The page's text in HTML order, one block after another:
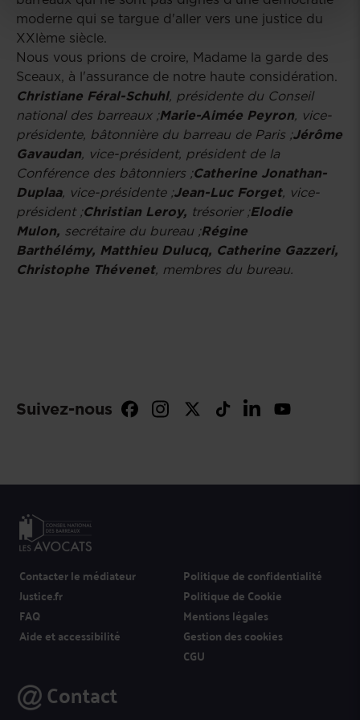
moderne qui se targue d'aller vers une justice du
XXlème siècle.
Nous vous prions de croire, Madame la garde des
Sceaux, à l'assurance de notre haute considération.
Christiane Féral-Schuhl, présidente du Conseil
national des barreaux ;Marie-Aimée Peyron, vice-
présidente, bâtonnière du barreau de Paris ;Jérôme
Gavaudan, vice-président, président de la
Conférence des bâtonniers ;Catherine Jonathan-
Duplaa, vice-présidente ;Jean-Luc Forget, vice-
président ;Christian Leroy, trésorier ;Elodie
Mulon, secrétaire du bureau ;Régine
Barthélémy, Matthieu Dulucq, Catherine Gazzeri,
Christophe Thévenet, membres du bureau.
Suivez-nous
Contacter le médiateur
Justice.fr
FAQ
Aide et accessibilité
Politique de confidentialité
Politique de Cookie
Mentions légales
Gestion des cookies
CGU
Contact